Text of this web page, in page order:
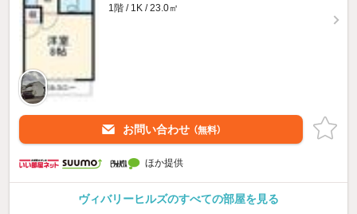
1階 / 1K / 23.0㎡
お問い合わせ （無料）
ほか提供
ヴィバリーヒルズのすべての部屋を見る